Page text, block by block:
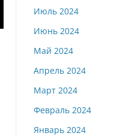
Июль 2024
Июнь 2024
Май 2024
Апрель 2024
Март 2024
Февраль 2024
Январь 2024